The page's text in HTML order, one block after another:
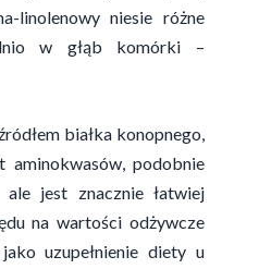
linolenowy niesie różne
w głąb komórki –
białka konopnego,
podobnie
jest znacznie łatwiej
na wartości odżywcze
uzupełnienie diety u